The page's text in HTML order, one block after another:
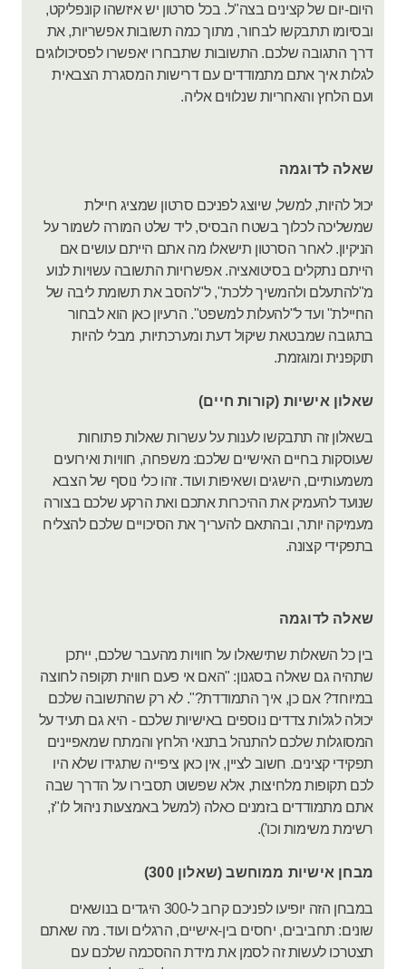
היום-יום של קצינים בצה"ל. בכל סרטון יש איזשהו קונפליקט,
ובסיומו תתבקשו לבחור, מתוך כמה תשובות אפשריות, את
דרך התגובה שלכם. התשובות שתבחרו יאפשרו לפסיכולוגים
לגלות איך אתם מתמודדים עם דרישות המסגרת הצבאית
ועם הלחץ והאחריות שנלווים אליה.
שאלה לדוגמה
יכול להיות, למשל, שיוצג לפניכם סרטון שמציג חיילת
שמשליכה לכלוך בשטח הבסיס, ליד שלט המורה לשמור על
הניקיון. לאחר הסרטון תישאלו מה אתם הייתם עושים אם
הייתם נתקלים בסיטואציה. אפשרויות התשובה עשויות לנוע
מ"להתעלם ולהמשיך ללכת", ל"להסב את תשומת ליבה של
החיילת" ועד ל"להעלות למשפט". הרעיון כאן הוא לבחור
בתגובה שמבטאת שיקול דעת ומערכתיות, מבלי להיות
תוקפנית ומוגזמת.
שאלון אישיות (קורות חיים)
בשאלון זה תתבקשו לענות על עשרות שאלות פתוחות
שעוסקות בחיים האישיים שלכם: משפחה, חוויות ואירועים
משמעותיים, הישגים ושאיפות ועוד. זהו כלי נוסף של הצבא
שנועד להעמיק את ההיכרות אתכם ואת הרקע שלכם בצורה
מעמיקה יותר, ובהתאם להעריך את הסיכויים שלכם להצליח
בתפקידי קצונה.
שאלה לדוגמה
בין כל השאלות שתישאלו על חוויות מהעבר שלכם, ייתכן
שתהיה גם שאלה בסגנון: "האם אי פעם חווית תקופה לחוצה
במיוחד? אם כן, איך התמודדת?". לא רק שהתשובה שלכם
יכולה לגלות צדדים נוספים באישיות שלכם - היא גם תעיד על
המסוגלות שלכם להתנהל בתנאי הלחץ והמתח שמאפיינים
תפקידי קצינים. חשוב לציין, אין כאן ציפייה שתגידו שלא היו
לכם תקופות מלחיצות, אלא שפשוט תסבירו על הדרך שבה
אתם מתמודדים בזמנים כאלה (למשל באמצעות ניהול לו"ז,
רשימת משימות וכו').
מבחן אישיות ממוחשב (שאלון 300)
במבחן הזה יופיעו לפניכם קרוב ל-300 היגדים בנושאים
שונים: תחביבים, יחסים בין-אישיים, הרגלים ועוד. מה שאתם
תצטרכו לעשות זה לסמן את מידת ההסכמה שלכם עם